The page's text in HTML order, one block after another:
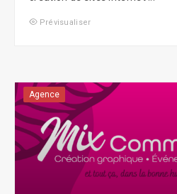
Prévisualiser
Agence